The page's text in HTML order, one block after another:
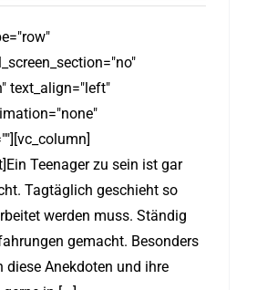
text_align="left"
Teenager zu sein ist gar
Tagtäglich geschieht so
werden muss. Ständig
gemacht. Besonders
diese Anekdoten und ihre